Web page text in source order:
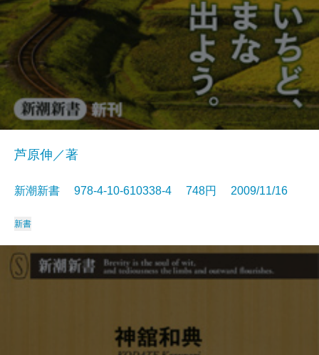
芦原伸／著
新潮新書 978-4-10-610338-4 748円 2009/11/16
新書